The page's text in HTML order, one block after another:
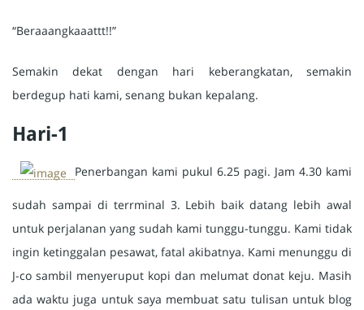
“Beraaangkaaattt!!”
Semakin dekat dengan hari keberangkatan, semakin
berdegup hati kami, senang bukan kepalang.
Hari-1
Penerbangan kami pukul 6.25 pagi. Jam 4.30 kami
sudah sampai di terrminal 3. Lebih baik datang lebih awal
untuk perjalanan yang sudah kami tunggu-tunggu. Kami tidak
ingin ketinggalan pesawat, fatal akibatnya. Kami menunggu di
J-co sambil menyeruput kopi dan melumat donat keju. Masih
ada waktu juga untuk saya membuat satu tulisan untuk blog